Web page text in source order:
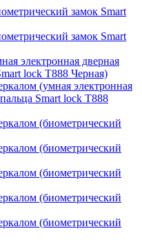
замок Smart
замок Smart
электронная дверная
lock T888 Черная)
(умная электронная
Smart lock T888
(биометрический
(биометрический
(биометрический
(биометрический
(биометрический